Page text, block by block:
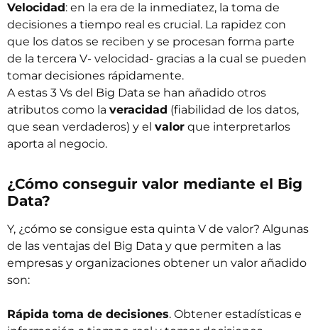
Velocidad: en la era de la inmediatez, la toma de
decisiones a tiempo real es crucial. La rapidez con
que los datos se reciben y se procesan forma parte
de la tercera V- velocidad- gracias a la cual se pueden
tomar decisiones rápidamente.
A estas 3 Vs del Big Data se han añadido otros
atributos como la veracidad (fiabilidad de los datos,
que sean verdaderos) y el valor que interpretarlos
aporta al negocio.
¿Cómo conseguir valor mediante el Big
Data?
Y, ¿cómo se consigue esta quinta V de valor? Algunas
de las ventajas del Big Data y que permiten a las
empresas y organizaciones obtener un valor añadido
son:
Rápida toma de decisiones. Obtener estadísticas e